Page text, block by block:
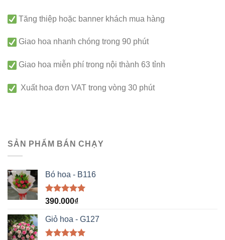
Tăng thiệp hoặc banner khách mua hàng
Giao hoa nhanh chóng trong 90 phút
Giao hoa miễn phí trong nội thành 63 tỉnh
Xuất hoa đơn VAT trong vòng 30 phút
SẢN PHẨM BÁN CHẠY
Bó hoa - B116
Được xếp
5 sao
390.000₫
Giỏ hoa - G127